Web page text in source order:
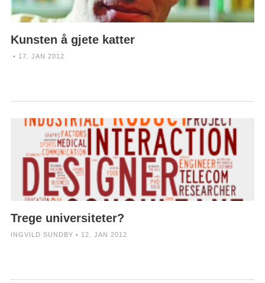
Kunsten å gjete katter
• 17. JAN 2012
Trege universiteter?
INGVILD SUNDBY • 12. JAN 2012